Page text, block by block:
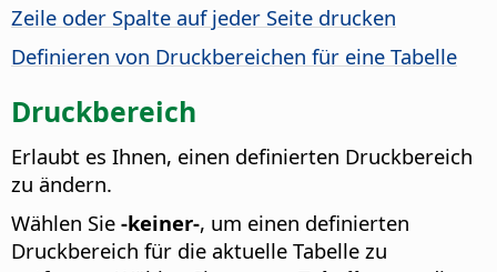
Zeile oder Spalte auf jeder Seite drucken
Definieren von Druckbereichen für eine Tabelle
Druckbereich
Erlaubt es Ihnen, einen definierten Druckbereich
zu ändern.
Wählen Sie -keiner-, um einen definierten
Druckbereich für die aktuelle Tabelle zu